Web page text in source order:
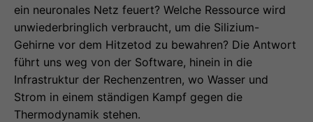
ein neuronales Netz feuert? Welche Ressource wird
unwiederbringlich verbraucht, um die Silizium-
Gehirne vor dem Hitzetod zu bewahren? Die Antwort
führt uns weg von der Software, hinein in die
Infrastruktur der Rechenzentren, wo Wasser und
Strom in einem ständigen Kampf gegen die
Thermodynamik stehen.